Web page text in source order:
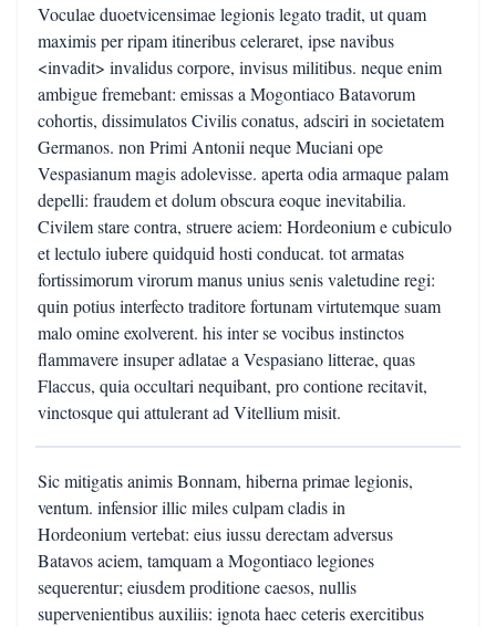
Voculae duoetvicensimae legionis legato tradit, ut quam
maximis per ripam itineribus celeraret, ipse navibus
<invadit> invalidus corpore, invisus militibus. neque enim
ambigue fremebant: emissas a Mogontiaco Batavorum
cohortis, dissimulatos Civilis conatus, adsciri in societatem
Germanos. non Primi Antonii neque Muciani ope
Vespasianum magis adolevisse. aperta odia armaque palam
depelli: fraudem et dolum obscura eoque inevitabilia.
Civilem stare contra, struere aciem: Hordeonium e cubiculo
et lectulo iubere quidquid hosti conducat. tot armatas
fortissimorum virorum manus unius senis valetudine regi:
quin potius interfecto traditore fortunam virtutemque suam
malo omine exolverent. his inter se vocibus instinctos
flammavere insuper adlatae a Vespasiano litterae, quas
Flaccus, quia occultari nequibant, pro contione recitavit,
vinctosque qui attulerant ad Vitellium misit.
Sic mitigatis animis Bonnam, hiberna primae legionis,
ventum. infensior illic miles culpam cladis in
Hordeonium vertebat: eius iussu derectam adversus
Batavos aciem, tamquam a Mogontiaco legiones
sequerentur; eiusdem proditione caesos, nullis
supervenientibus auxiliis: ignota haec ceteris exercitibus